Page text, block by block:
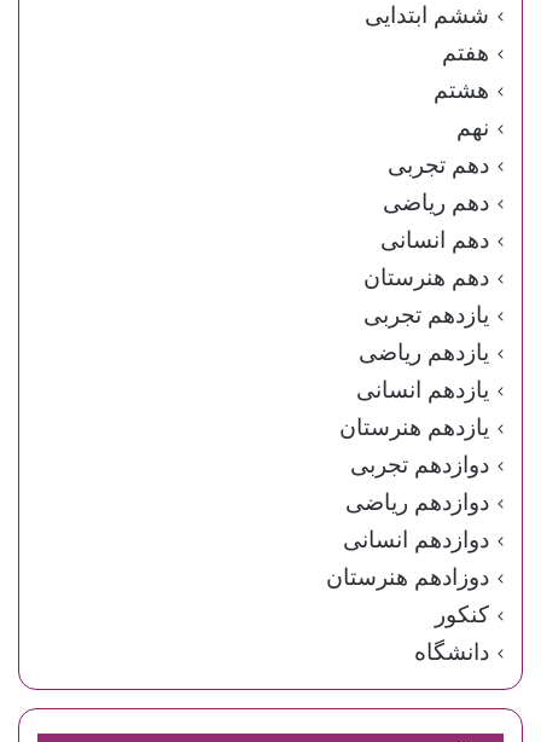
ششم ابتدایی
هفتم
هشتم
نهم
دهم تجربی
دهم ریاضی
دهم انسانی
دهم هنرستان
یازدهم تجربی
یازدهم ریاضی
یازدهم انسانی
یازدهم هنرستان
دوازدهم تجربی
دوازدهم ریاضی
دوازدهم انسانی
دوزادهم هنرستان
کنکور
دانشگاه